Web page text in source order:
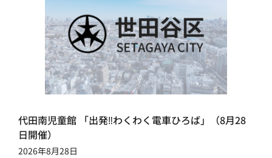
代田南児童館 「出発‼わくわく電車ひろば」（8月28
日開催）
2026年8月28日